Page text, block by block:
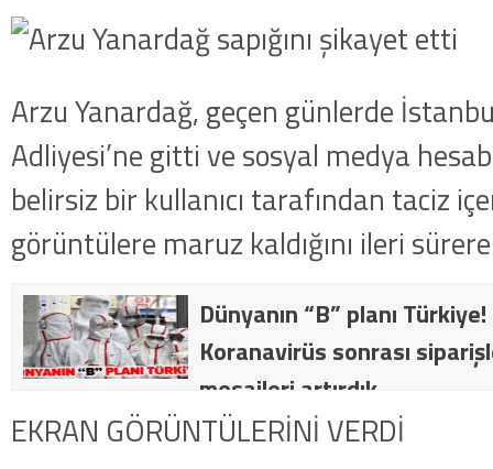
Arzu Yanardağ, geçen günlerde
Adliyesi’ne gitti ve sosyal medya
belirsiz bir kullanıcı tarafından taciz
görüntülere maruz kaldığını ileri
Dünyanın “B” planı
Koranavirüs sonrası
mesaileri artırdık.
EKRAN GÖRÜNTÜLERİNİ VERDİ